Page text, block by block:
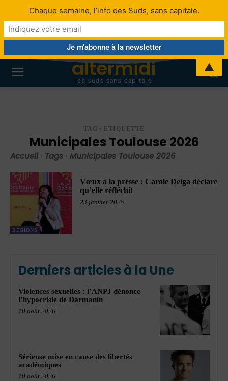
altermidi
les suds sans capitale
TAG / ETIQUETTE
Municipales Toulouse 2026
Accueil Tags Municipales Toulouse 2026
RÉGIONS
Vœux à la presse : Carole Delga déclare
qu’elle réfléchit
23 janvier 2025
Derniers articles à la Une
Violences sexuelles : l’ANPJ dénonce
l’hypocrisie de Darmanin
10 août 2026
Sérieuse mise en cause des libertés
académiques
10 août 2026
Chaque semaine, l’info des Suds, sans capitale.
▲